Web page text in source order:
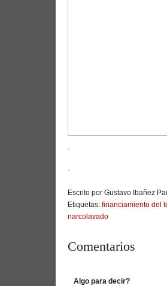
.
.
Escrito por Gustavo Ibañez
Etiquetas: financiamiento del
narcolavado
Comentarios
Algo para decir?